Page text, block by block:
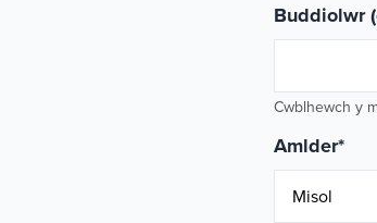
Buddiolwr
Cwblhewch y
Amlder*